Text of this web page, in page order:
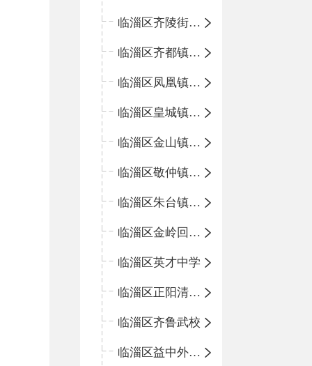
临淄区齐陵街道中心学校
临淄区齐都镇中心学校
临淄区凤凰镇中心学校
临淄区皇城镇中心学校
临淄区金山镇中心学校
临淄区敬仲镇中心学校
临淄区朱台镇中心学校
临淄区金岭回族镇中心学校
临淄区英才中学
临淄区正阳清北实验学校
临淄区齐鲁武校
临淄区益中外语学校